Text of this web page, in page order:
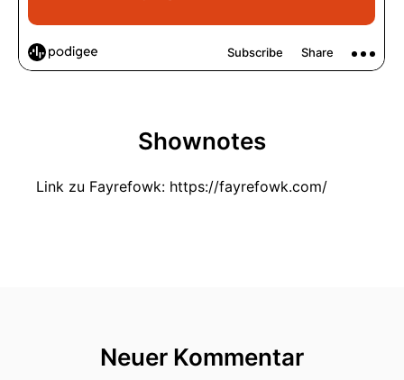
Shownotes
Link zu Fayrefowk: https://fayrefowk.com/
Neuer Kommentar